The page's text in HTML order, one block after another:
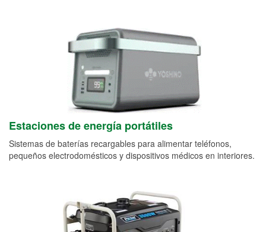
Estaciones de energía portátiles
Sistemas de baterías recargables para alimentar teléfonos,
pequeños electrodomésticos y dispositivos médicos en interiores.